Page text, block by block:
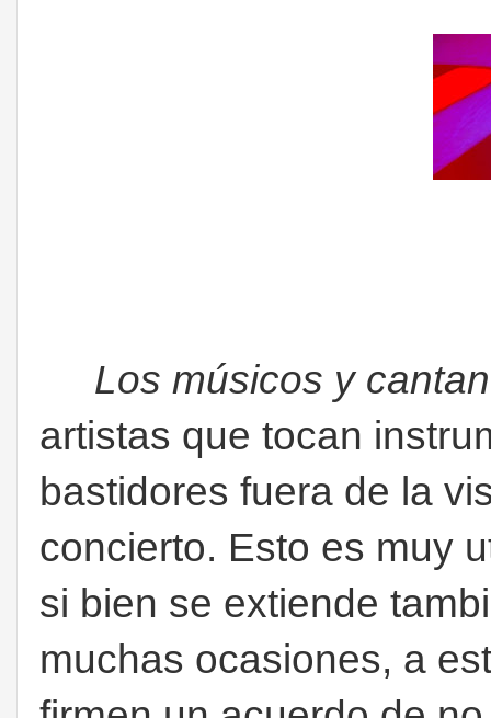
Los músicos y
artistas que tocan
bastidores fuera de la
concierto. Esto es muy
si bien se extiende
muchas ocasiones, a